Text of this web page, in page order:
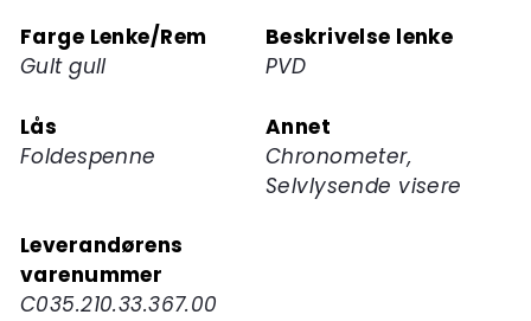
Farge Lenke/Rem
Gult gull
Beskrivelse lenke
PVD
Lås
Foldespenne
Annet
Chronometer,
Selvlysende visere
Leverandørens
varenummer
C035.210.33.367.00